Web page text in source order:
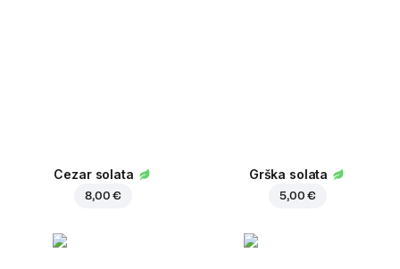
Cezar solata
8,00 €
Grška solata
5,00 €